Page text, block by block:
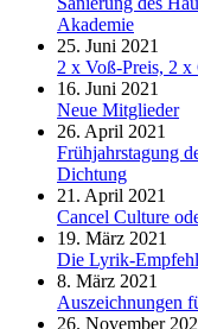
Akademie
25. Juni 2021
2 x Voß-Preis, 2
16. Juni 2021
Neue Mitglieder
26. April 2021
Frühjahrstagung
Dichtung
21. April 2021
Cancel Culture
19. März 2021
Die Lyrik-
8. März 2021
Auszeichnungen
26. November